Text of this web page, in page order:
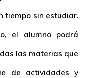
tiempo sin estudiar.
el alumno podrá
las materias que
de actividades y